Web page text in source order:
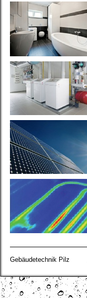
Gebäudetechnik Pilz